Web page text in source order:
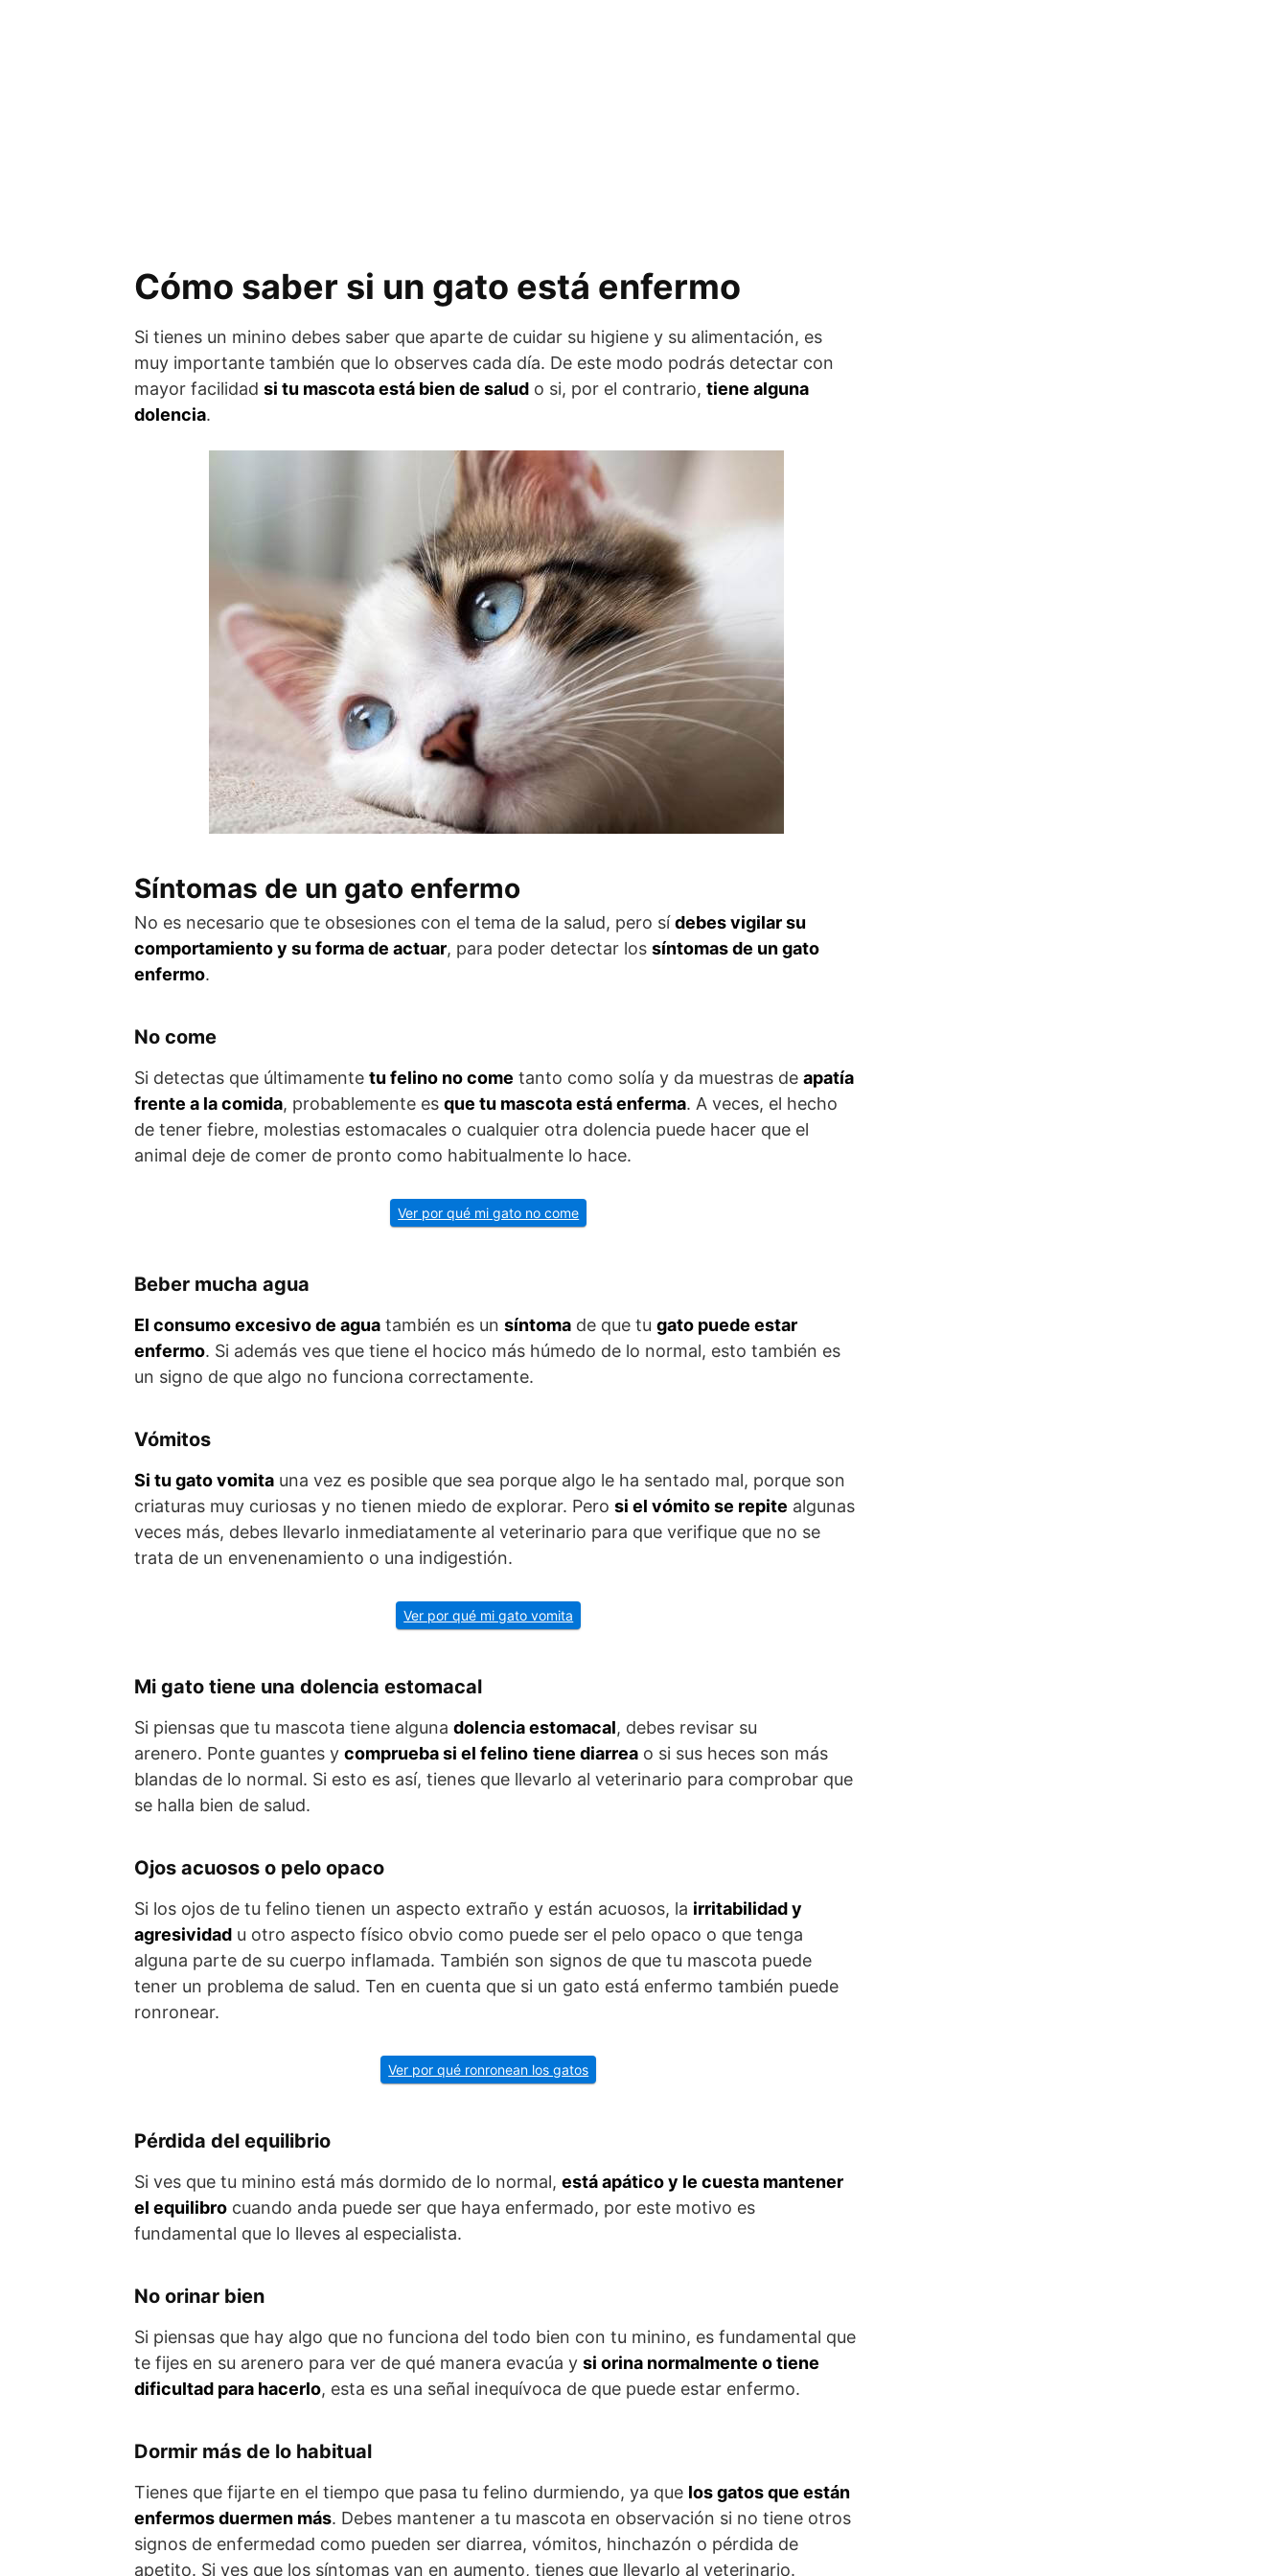
Cómo saber si un gato está enfermo
Si tienes un minino debes saber que aparte de cuidar su higiene y su alimentación, es
muy importante también que lo observes cada día. De este modo podrás detectar con
mayor facilidad si tu mascota está bien de salud o si, por el contrario, tiene alguna
dolencia.
Síntomas de un gato enfermo
No es necesario que te obsesiones con el tema de la salud, pero sídebes vigilar su
comportamiento y su forma de actuar, para poder detectar los síntomas de un gato
enfermo.
No come
Si detectas que últimamente tu felino no come tanto como solía y da muestras de apatía
frente a la comida, probablemente es que tu mascota está enferma. A veces, el hecho
de tener fiebre, molestias estomacales o cualquier otra dolencia puede hacer que el
animal deje de comer de pronto como habitualmente lo hace.
Ver por qué mi gato no come
Beber mucha agua
El consumo excesivo de agua también es un síntoma de que tu gato puede estar
enfermo. Si además ves que tiene el hocico más húmedo de lo normal, esto también es
un signo de que algo no funciona correctamente.
Vómitos
Si tu gato vomita una vez es posible que sea porque algo le ha sentado mal, porque son
criaturas muy curiosas y no tienen miedo de explorar. Pero si el vómito se repite algunas
veces más, debes llevarlo inmediatamente al veterinario para que verifique que no se
trata de un envenenamiento o una indigestión.
Ver por qué mi gato vomita
Mi gato tiene una dolencia estomacal
Si piensas que tu mascota tiene alguna dolencia estomacal, debes revisar su
arenero. Ponte guantes y comprueba si el felino tiene diarrea o si sus heces son más
blandas de lo normal. Si esto es así, tienes que llevarlo al veterinario para comprobar que
se halla bien de salud.
Ojos acuosos o pelo opaco
Si los ojos de tu felino tienen un aspecto extraño y están acuosos, la irritabilidad y
agresividad u otro aspecto físico obvio como puede ser el pelo opaco o que tenga
alguna parte de su cuerpo inflamada. También son signos de que tu mascota puede
tener un problema de salud. Ten en cuenta que si un gato está enfermo también puede
ronronear.
Ver por qué ronronean los gatos
Pérdida del equilibrio
Si ves que tu minino está más dormido de lo normal, está apático y le cuesta mantener
el equilibro cuando anda puede ser que haya enfermado, por este motivo es
fundamental que lo lleves al especialista.
No orinar bien
Si piensas que hay algo que no funciona del todo bien con tu minino, es fundamental que
te fijes en su arenero para ver de qué manera evacúa y si orina normalmente o tiene
dificultad para hacerlo, esta es una señal inequívoca de que puede estar enfermo.
Dormir más de lo habitual
Tienes que fijarte en el tiempo que pasa tu felino durmiendo, ya que los gatos que están
enfermos duermen más. Debes mantener a tu mascota en observación si no tiene otros
signos de enfermedad como pueden ser diarrea, vómitos, hinchazón o pérdida de
apetito. Si ves que los síntomas van en aumento, tienes que llevarlo al veterinario.